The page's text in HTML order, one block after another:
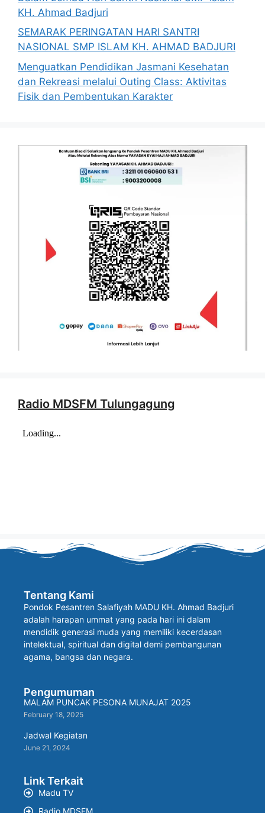
KH. Ahmad Badjuri
SEMARAK PERINGATAN HARI SANTRI
NASIONAL SMP ISLAM KH. AHMAD BADJURI
Menguatkan Pendidikan Jasmani Kesehatan
dan Rekreasi melalui Outing Class: Aktivitas
Fisik dan Pembentukan Karakter
Radio MDSFM Tulungagung
Tentang Kami
Pondok Pesantren Salafiyah MADU KH. Ahmad Badjuri
adalah harapan ummat yang pada hari ini dalam
mendidik generasi muda yang memiliki kecerdasan
intelektual, spiritual dan digital demi pembangunan
agama, bangsa dan negara.
Pengumuman
MALAM PUNCAK PESONA MUNAJAT 2025
February 18, 2025
Jadwal Kegiatan
June 21, 2024
Link Terkait
Madu TV